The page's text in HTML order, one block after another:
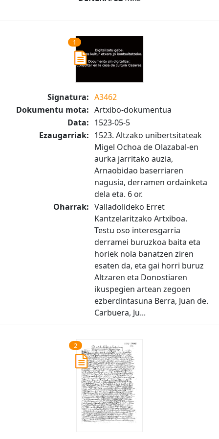
1
Signatura: A3462
Dokumentu mota: Artxibo-dokumentua
Data: 1523-05-5
Ezaugarriak: 1523. Altzako unibertsitateak
Migel Ochoa de Olazabal-en
aurka jarritako auzia,
Arnaobidao baserriaren
nagusia, derramen ordainketa
dela eta. 6 or.
Oharrak: Valladolideko Erret
Kantzelaritzako Artxiboa.
Testu oso interesgarria
derramei buruzkoa baita eta
horiek nola banatzen ziren
esaten da, eta gai horri buruz
Altzaren eta Donostiaren
ikuspegien artean zegoen
ezberdintasuna Berra, Juan de.
Carbuera, Ju...
2